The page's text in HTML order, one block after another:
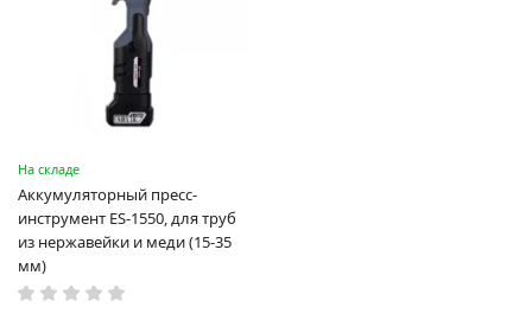
На складе
Аккумуляторный пресс-
инструмент ES-1550, для труб
из нержавейки и меди (15-35
мм)